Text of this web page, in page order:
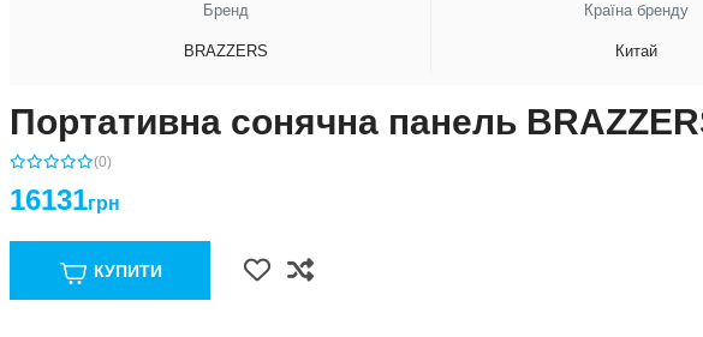
Бренд
BRAZZERS
Країна бренду
Китай
Портативна сонячна панель
(0)
16131грн
КУПИТИ